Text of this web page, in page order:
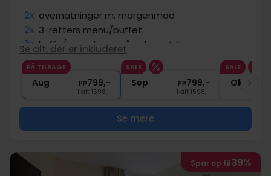
2x overnatninger m. morgenmad
2x 3-retters menu/buffet
1x kaffe/te og kage på ankomstdagen
1x 1 glas bobler
1x spillerunde på keglebane
Se alt, der er inkluderet
FÅ TILBAGE
Aug pp799,-
I alt 1598,-
SALE
Sep pp799,-
I alt 1598,-
SALE
Okt
Se mere
Spar op til39%